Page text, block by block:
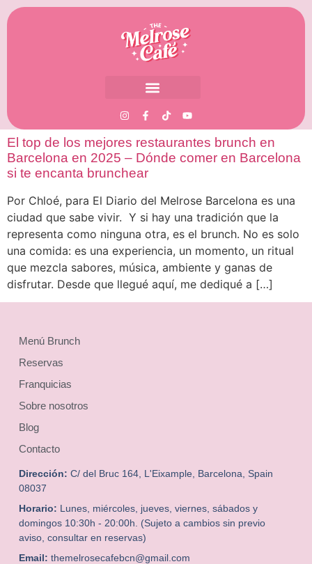
El top de los mejores restaurantes brunch en
Barcelona en 2025 – Dónde comer en Barcelona
si te encanta brunchear
Por Chloé, para El Diario del Melrose Barcelona es una
ciudad que sabe vivir. Y si hay una tradición que la
representa como ninguna otra, es el brunch. No es solo
una comida: es una experiencia, un momento, un ritual
que mezcla sabores, música, ambiente y ganas de
disfrutar. Desde que llegué aquí, me dediqué a […]
Menú Brunch
Reservas
Franquicias
Sobre nosotros
Blog
Contacto
Dirección: C/ del Bruc 164, L'Eixample, Barcelona, Spain
08037
Horario: Lunes, miércoles, jueves, viernes, sábados y
domingos 10:30h - 20:00h. (Sujeto a cambios sin previo
aviso, consultar en reservas)
Email: themelrosecafebcn@gmail.com